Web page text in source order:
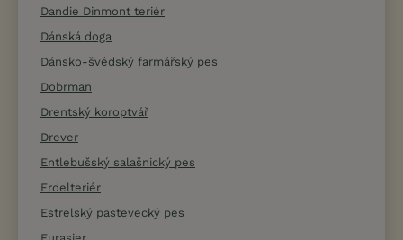
Dandie Dinmont teriér
Dánská doga
Dánsko-švédský farmářský pes
Dobrman
Drentský koroptvář
Drever
Entlebušský salašnický pes
Erdelteriér
Estrelský pastevecký pes